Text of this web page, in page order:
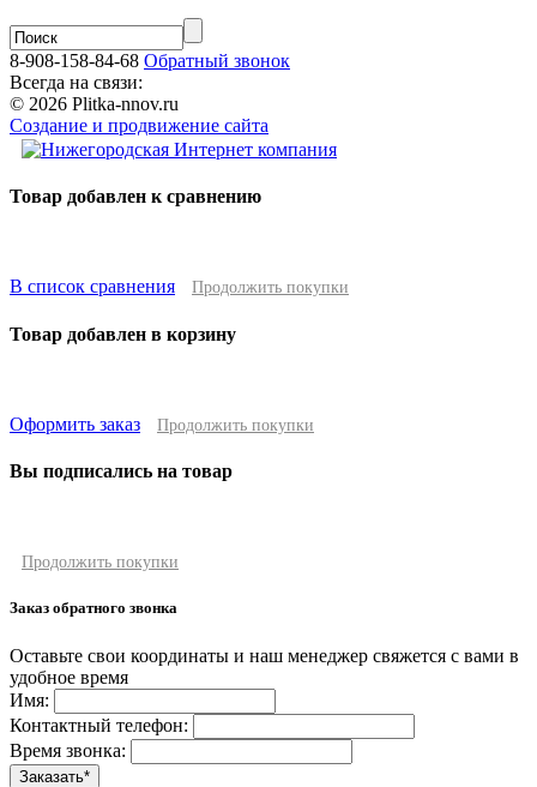
8-908-158-84-68 Обратный звонок
Всегда на связи:
© 2026 Plitka-nnov.ru
Создание и продвижение сайта
Товар добавлен к сравнению
В список сравнения Продолжить покупки
Товар добавлен в корзину
Оформить заказ Продолжить покупки
Вы подписались на товар
Продолжить покупки
Заказ обратного звонка
Оставьте свои координаты и наш менеджер свяжется с вами в
удобное время
Имя:
Контактный телефон:
Время звонка: